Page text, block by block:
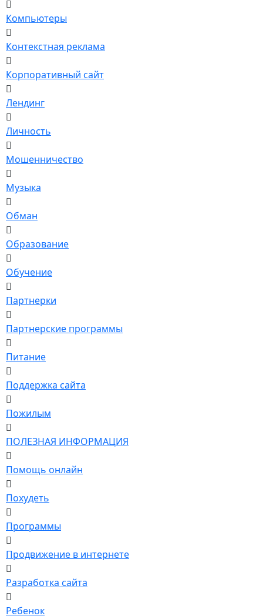
Компьютеры
Контекстная реклама
Корпоративный сайт
Лендинг
Личность
Мошенничество
Музыка
Обман
Образование
Обучение
Партнерки
Партнерские программы
Питание
Поддержка сайта
Пожилым
ПОЛЕЗНАЯ ИНФОРМАЦИЯ
Помощь онлайн
Похудеть
Программы
Продвижение в интернете
Разработка сайта
Ребенок